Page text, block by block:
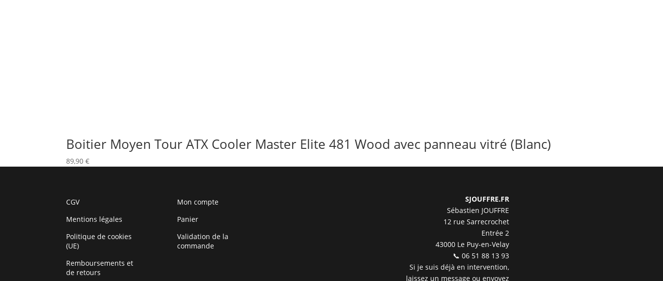
Boitier Moyen Tour ATX Cooler Master Elite 481 Wood avec panneau vitré (Blanc)
89,90€
CGV
Mentions légales
Politique de cookies
(UE)
Remboursements et
de retours
Mon compte
Panier
Validation de la
commande
SJOUFFRE.FR
Sébastien JOUFFRE
12 rue Sarrecrochet
Entrée 2
43000 Le Puy-en-Velay
📞 06 51 88 13 93
Si je suis déjà en intervention,
laissez un message ou envoyez